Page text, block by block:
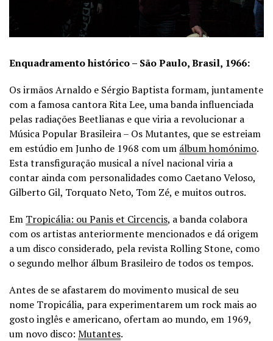
Enquadramento histórico – São Paulo, Brasil, 1966:
Os irmãos Arnaldo e Sérgio Baptista formam, juntamente
com a famosa cantora Rita Lee, uma banda influenciada
pelas radiações Beetlianas e que viria a revolucionar a
Música Popular Brasileira – Os Mutantes, que se estreiam
em estúdio em Junho de 1968 com um álbum homónimo.
Esta transfiguração musical a nível nacional viria a
contar ainda com personalidades como Caetano Veloso,
Gilberto Gil, Torquato Neto, Tom Zé, e muitos outros.
Em Tropicália: ou Panis et Circencis, a banda colabora
com os artistas anteriormente mencionados e dá origem
a um disco considerado, pela revista Rolling Stone, como
o segundo melhor álbum Brasileiro de todos os tempos.
Antes de se afastarem do movimento musical de seu
nome Tropicália, para experimentarem um rock mais ao
gosto inglês e americano, ofertam ao mundo, em 1969,
um novo disco: Mutantes.